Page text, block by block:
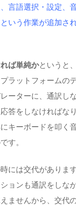
言語選択・設定、
いう作業が追加さ
ば単純かというと
ラットフォームの
ーターに、通訳し
答をしなければな
キーボードを叩く
す。
には交代がありま
ョンも通訳をしな
ませんから、交代